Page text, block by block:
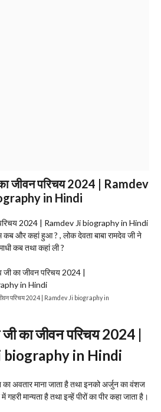
जीवन परिचय 2024 | Ramdev
in Hindi
परिचय 2024 | Ramdev Ji biography in Hindi
कब और कहां हुआ ? , लोक देवता बाबा रामदेव जी ने
कब तथा कहां ली ?
परिचय 2024 | Ramdev Ji biography in
जी का जीवन परिचय 2024 |
biography in Hindi
का अवतार माना जाता है तथा इनको अर्जुन का वंशज
मान्यता है तथा इन्हें पीरों का पीर कहा जाता है।